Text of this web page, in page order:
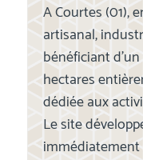
A Courtes (01),
artisanal,
bénéficiant
hectares
dédiée aux
Le site